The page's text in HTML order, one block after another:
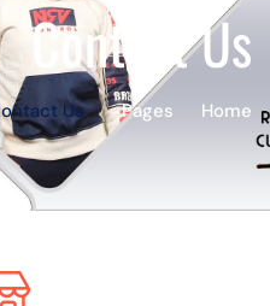
Contact Us
Home
Pages
Us